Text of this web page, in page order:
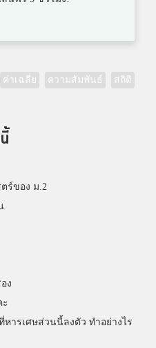
ค่าเฉลี่ย ความสัมพันธ์ สถิติ
ร์ของ ม.2
ง
ะ
ารเศษส่วนนี้ลงตัว ทำอย่างไร